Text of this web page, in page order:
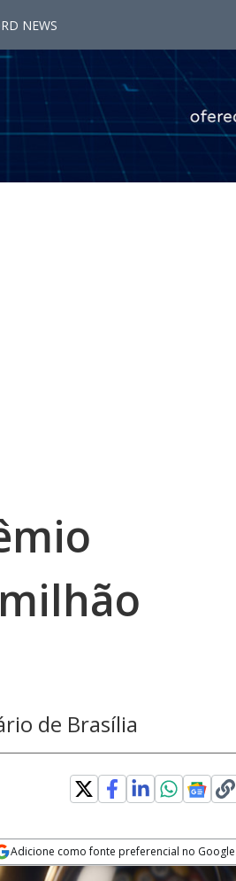
NEWS
de Brasília
Adicione como fonte preferencial no Google
in new window